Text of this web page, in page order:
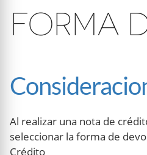
FORMA
Al realizar una nota de
seleccionar la forma de
Crédito